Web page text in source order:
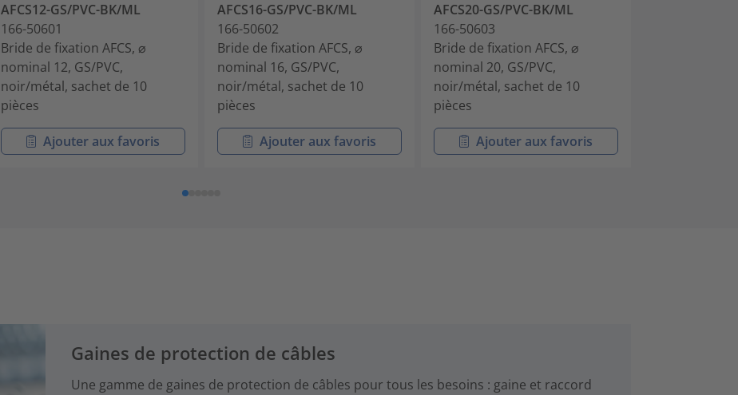
AFCS12-GS/PVC-BK/ML
166-50601
Bride de fixation AFCS, ⌀
nominal 12, GS/PVC,
noir/métal, sachet de 10
pièces
Ajouter aux favoris
AFCS16-GS/PVC-BK/ML
166-50602
Bride de fixation AFCS, ⌀
nominal 16, GS/PVC,
noir/métal, sachet de 10
pièces
Ajouter aux favoris
AFCS20-GS/PVC-BK/ML
166-50603
Bride de fixation AFCS, ⌀
nominal 20, GS/PVC,
noir/métal, sachet de 10
pièces
Ajouter aux favoris
Gaines de protection de câbles
Une gamme de gaines de protection de câbles pour tous les besoins : gaine et raccord